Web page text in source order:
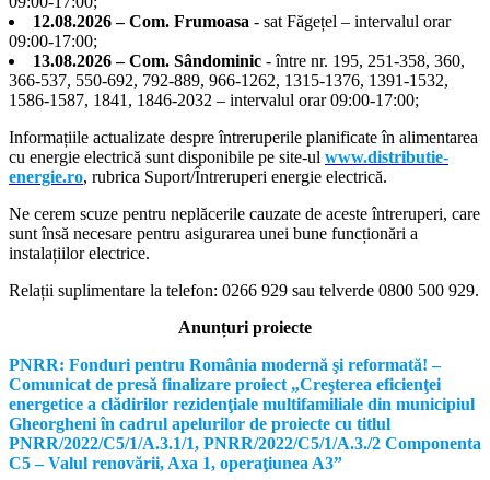
12.08.2026 – Com. Frumoasa - sat Făgețel – intervalul orar
09:00-17:00;
13.08.2026 – Com. Sândominic - între nr. 195, 251-358, 360,
366-537, 550-692, 792-889, 966-1262, 1315-1376, 1391-1532,
1586-1587, 1841, 1846-2032 – intervalul orar 09:00-17:00;
Informațiile actualizate despre întreruperile planificate în alimentarea
cu energie electrică sunt disponibile pe site-ul www.distributie-
energie.ro, rubrica Suport/Întreruperi energie electrică.
Ne cerem scuze pentru neplăcerile cauzate de aceste întreruperi, care
sunt însă necesare pentru asigurarea unei bune funcționări a
instalațiilor electrice.
Relații suplimentare la telefon: 0266 929 sau telverde 0800 500 929.
Anunțuri proiecte
PNRR: Fonduri pentru România modernă şi reformată! –
Comunicat de presă finalizare proiect „Creşterea eficienţei
energetice a clădirilor rezidenţiale multifamiliale din municipiul
Gheorgheni în cadrul apelurilor de proiecte cu titlul
PNRR/2022/C5/1/A.3.1/1, PNRR/2022/C5/1/A.3./2 Componenta
C5 – Valul renovării, Axa 1, operaţiunea A3”